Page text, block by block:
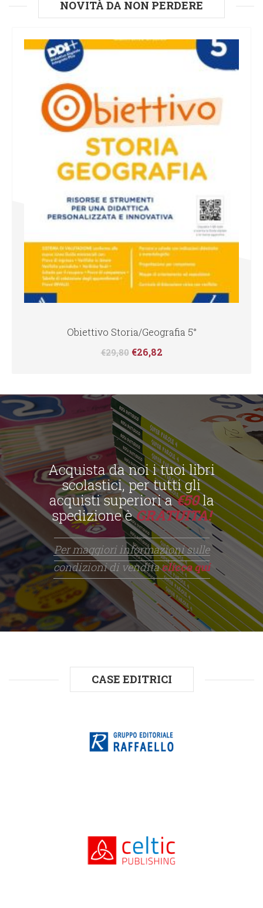
NOVITÀ DA NON PERDERE
Obiettivo Storia/Geografia 5°
€29,80 €26,82
Acquista da noi i tuoi libri
scolastici, per tutti gli
acquisti superiori a€50la
spedizione èGRATUITA!
Per maggiori informazioni sulle
condizioni di venditaclicca qui
CASE EDITRICI